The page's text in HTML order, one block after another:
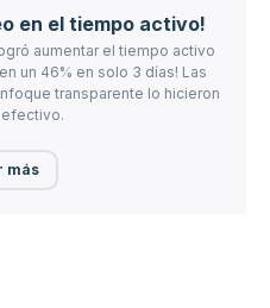
en el tiempo activo!
aumentar el tiempo activo
un 46% en solo 3 días! Las
transparente lo hicieron
más